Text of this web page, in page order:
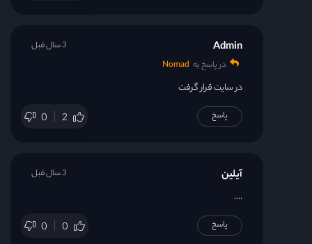
Admin
در پاسخ به Nomad
در سایت قرار گرفت
0 2
3 سال قبل
پاسخ
آیلین
….
0 0
3 سال قبل
پاسخ